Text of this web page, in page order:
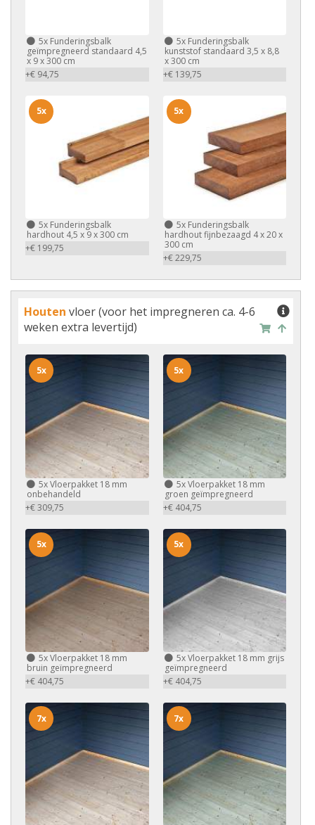
5x Funderingsbalk
geïmpregneerd standaard 4,5
x 9 x 300 cm
+€ 94,75
5xFunderingsbalk
kunststof standaard 3,5 x 8,8
x 300 cm
+€ 139,75
5x Funderingsbalk
hardhout 4,5 x 9 x 300 cm
+€ 199,75
5x
5xFunderingsbalk
hardhout fijnbezaagd 4 x 20 x
300 cm
+€ 229,75
5x
Houten vloer (voor het impregneren ca. 4-6
weken extra levertijd)
5xVloerpakket 18 mm
onbehandeld
+€ 309,75
5x
5xVloerpakket 18 mm
groen geïmpregneerd
+€ 404,75
5x
5xVloerpakket 18 mm
bruin geïmpregneerd
+€ 404,75
5x
5xVloerpakket 18 mm grijs
geïmpregneerd
+€ 404,75
5x
7x 7x